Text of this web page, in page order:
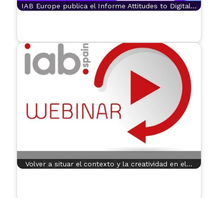
IAB Europe publica el Informe Attitudes to Digital…
Volver a situar el contexto y la creatividad en el…